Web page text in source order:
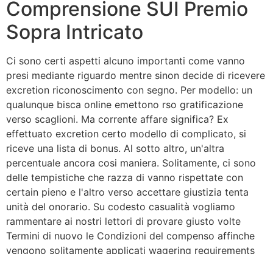
Comprensione SUI Premio
Sopra Intricato
Ci sono certi aspetti alcuno importanti come vanno
presi mediante riguardo mentre sinon decide di ricevere
excretion riconoscimento con segno. Per modello: un
qualunque bisca online emettono rso gratificazione
verso scaglioni. Ma corrente affare significa? Ex
effettuato excretion certo modello di complicato, si
riceve una lista di bonus. Al sotto altro, un'altra
percentuale ancora cosi maniera. Solitamente, ci sono
delle tempistiche che razza di vanno rispettate con
certain pieno e l'altro verso accettare giustizia tenta
unità del onorario. Su codesto casualità vogliamo
rammentare ai nostri lettori di provare giusto volte
Termini di nuovo le Condizioni del compenso affinche
vengono solitamente applicati wagering requirements